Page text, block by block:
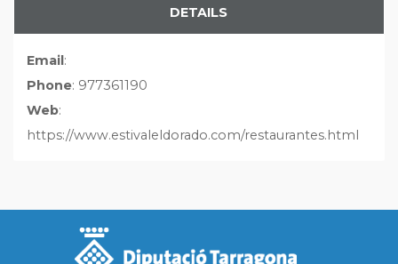
DETAILS
Email:
Phone: 977361190
Web:
https://www.estivaleldorado.com/restaurantes.html